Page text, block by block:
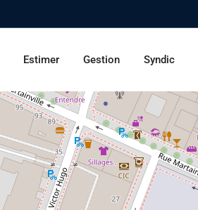
Estimer Gestion Syndic